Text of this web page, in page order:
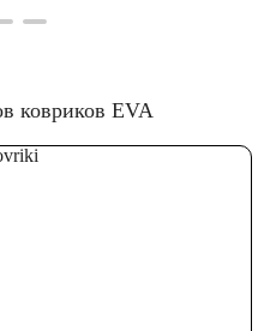
ковриков EVA